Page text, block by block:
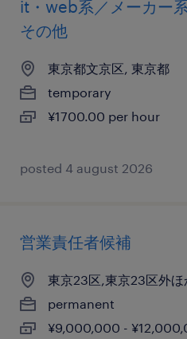
it・web系／メーカー
その他
東京都文京区, 東京都
temporary
¥1700.00 per hour
posted 4 august 2026
営業責任者候補
東京23区,東京23区外ほ
permanent
¥9,000,000 -